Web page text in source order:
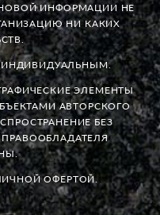
ИНФОРМАЦИИ НЕ
НИ КАКИХ
ИНДИВИДУАЛЬНЫМ.
ЭЛЕМЕНТЫ
АВТОРСКОГО
БЕЗ
ОФЕРТОЙ.